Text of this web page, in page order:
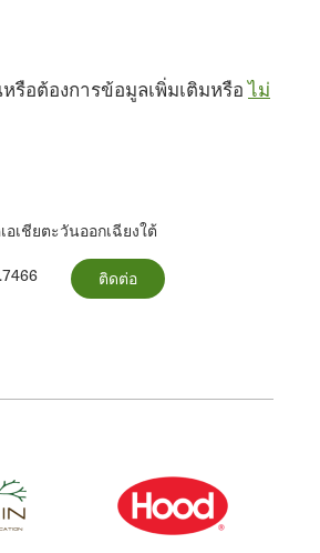
รือต้องการข้อมูลเพิ่มเติมหรือไม่
เชียตะวันออกเฉียงใต้
ติดต่อ